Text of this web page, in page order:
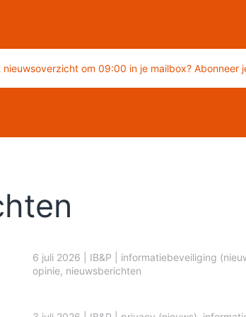
om 09:00 in je mailbox? Abonneer
6 juli 2026 IB&P informatiebeveiliging
opinie, nieuwsberichten